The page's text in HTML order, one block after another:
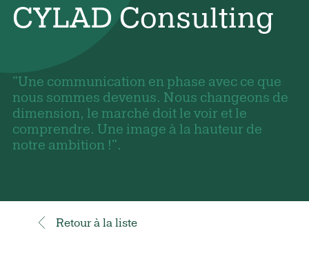
CYLAD Consulting
"Une communication en phase avec ce que
nous sommes devenus. Nous changeons de
dimension, le marché doit le voir et le
comprendre. Une image à la hauteur de
notre ambition !".
Retour à la liste